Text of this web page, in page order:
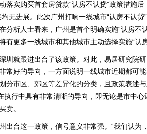
实购买首套房贷款“认房不认贷”政策措施后
无进展。此次广州打响一线城市“认房不认
分析人士看来，广州是首个明确实施“认房不
有更多一线城市和其他城市主动选择实施“认
就跟进出台了该政策。对此，易居研究院研
常好的导向，一方面说明一线城市近期都可
分市区、郊区等差异化的分类，且政策表述
执行中具有非常清晰的导向，即无论是市中
卖。
台这一政策，信号意义非常强。“我们认为